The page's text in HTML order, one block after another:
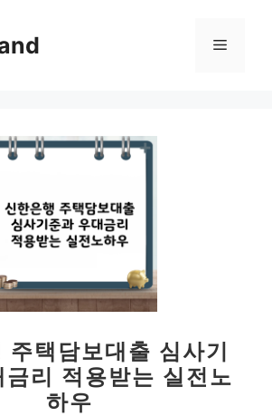
메
주택담보대출 심사기
금리 적용받는 실전노
하우